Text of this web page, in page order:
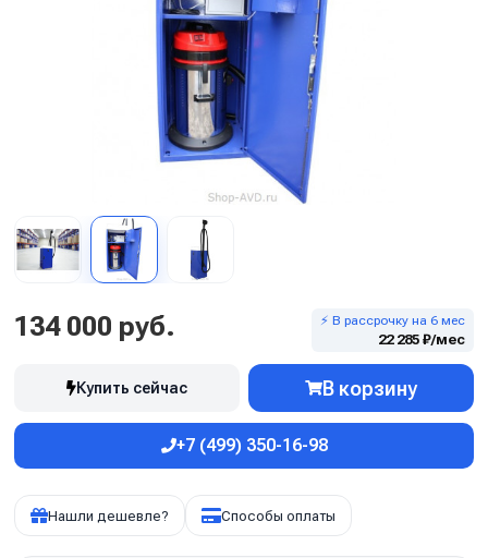
134 000 руб. ⚡ В рассрочку на 6 мес
22 285 ₽/мес
Купить сейчас В корзину
+7 (499) 350-16-98
Нашли дешевле? Способы оплаты